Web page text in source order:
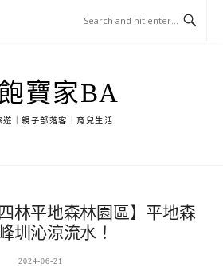
寶家BA
遊｜親子部落客｜育兒生活
林平地森林園區】平地森
圳沁涼流水！
2024-06-21